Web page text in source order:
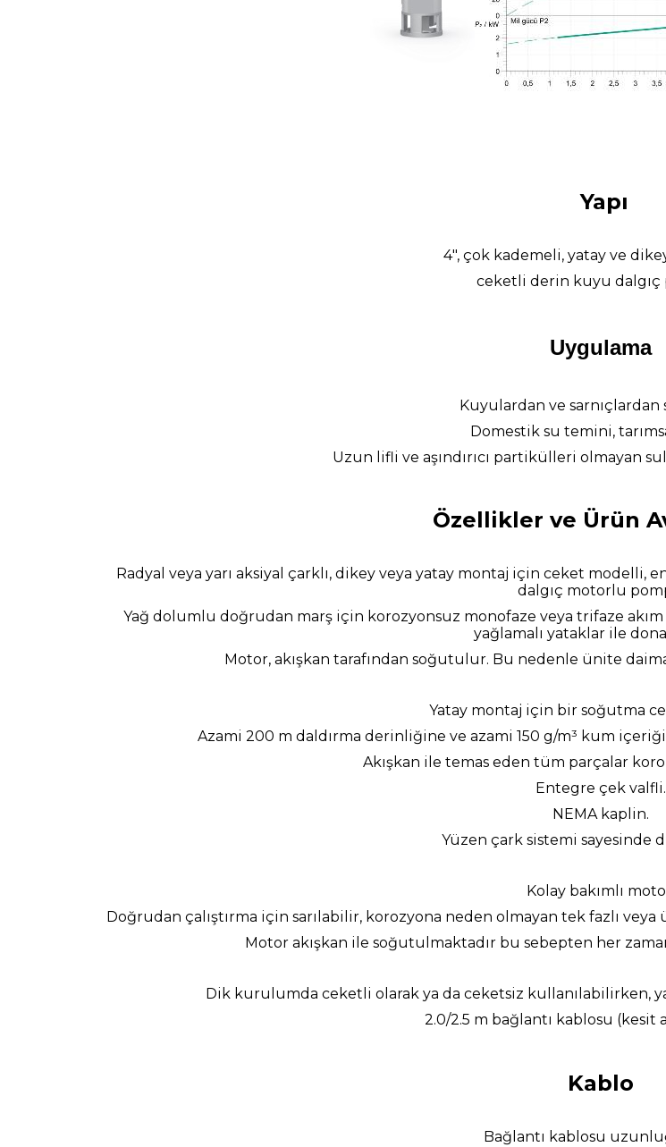
Yapı
4", çok kademeli, yatay ve
ceketli derin kuyu dalgıç
Uygulama
Kuyulardan ve sarnıçlardan
Domestik su temini,
Uzun lifli ve aşındırıcı partikülleri olmayan
Özellikler ve Ürün
Radyal veya yarı aksiyal çarklı, dikey veya yatay montaj için ceket
dalgıç motorlu
Yağ dolumlu doğrudan marş için korozyonsuz monofaze veya trifaze
yağlamalı yataklar ile
Motor, akışkan tarafından soğutulur. Bu nedenle ünite daima
Yatay montaj için bir soğutma
Azami 200 m daldırma derinliğine ve azami 150 g/m³ kum
Akışkan ile temas eden tüm parçalar
Entegre çek valfli.
NEMA kaplin.
Yüzen çark sistemi sayesinde
Kolay bakımlı
Doğrudan çalıştırma için sarılabilir, korozyona neden olmayan tek fazlı
Motor akışkan ile soğutulmaktadır bu sebepten her zaman
Dik kurulumda ceketli olarak ya da ceketsiz kullanılabilirken,
2.0/2.5 m bağlantı kablosu (kesit
Kablo
Bağlantı kablosu